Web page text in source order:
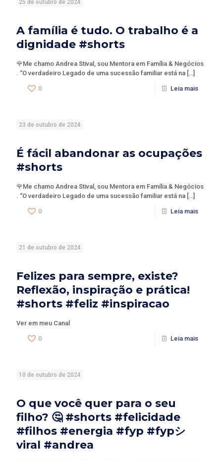
25 de outubro de 2024
A família é tudo. O trabalho é a
dignidade #shorts
🌹Me chamo Andrea Stival, sou Mentora em Família & Negócios
. “O verdadeiro Legado de uma sucessão familiar está na […]
0 Leia mais
23 de outubro de 2024
É fácil abandonar as ocupações
#shorts
🌹Me chamo Andrea Stival, sou Mentora em Família & Negócios
. “O verdadeiro Legado de uma sucessão familiar está na […]
0 Leia mais
21 de outubro de 2024
Felizes para sempre, existe?
Reflexão, inspiração e prática!
#shorts #feliz #inspiracao
Ver em meu Canal
0 Leia mais
10 de outubro de 2024
O que você quer para o seu
filho? 🤔 #shorts #felicidade
#filhos #energia #fyp #fypシ゚
viral #andrea